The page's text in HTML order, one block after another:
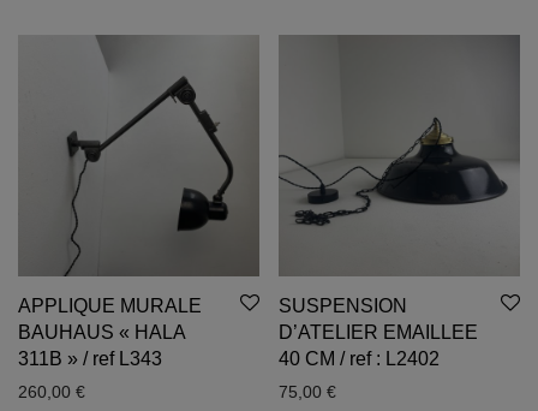
APPLIQUE MURALE
BAUHAUS « HALA
311B » / ref L343
260,00 €
SUSPENSION
D’ATELIER EMAILLEE
40 CM / ref : L2402
75,00 €